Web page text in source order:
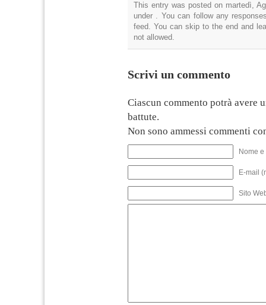
This entry was posted on martedì,
under . You can follow any
feed. You can skip to the end and
not allowed.
Scrivi un commento
Ciascun commento potrà avere
battute.
Non sono ammessi commenti
Nome
E-mail
Sito